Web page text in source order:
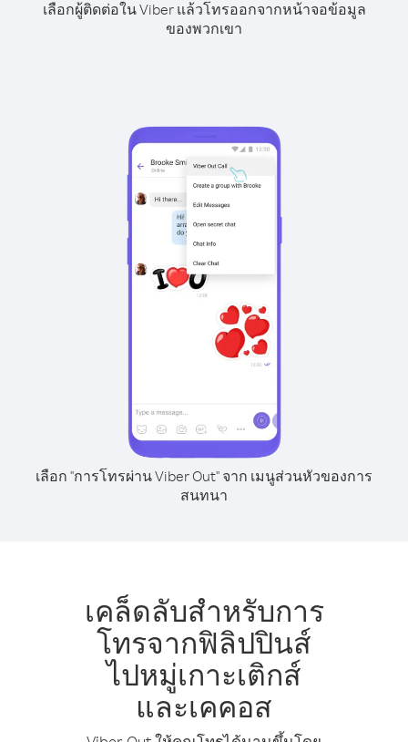
เลือกผู้ติดต่อใน Viber แล้วโทรออกจากหน้าจอข้อมูล
ของพวกเขา
เลือก "การโทรผ่าน Viber Out" จาก เมนูส่วนหัวของการ
สนทนา
เคล็ดลับสำหรับการ
โทรจากฟิลิปปินส์
ไปหมู่เกาะเติกส์
และเคคอส